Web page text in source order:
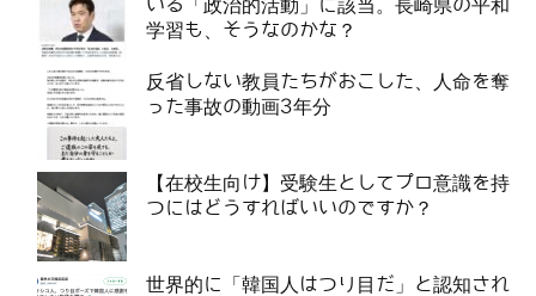
いる「政治的活動」に該当。長崎県の平和
学習も、そうなのかな？
反省しない教員たちがおこした、人命を奪
った事故の動画3年分
【在校生向け】受験生としてプロ意識を持
つにはどうすればいいのですか？
世界的に「韓国人はつり目だ」と認知され